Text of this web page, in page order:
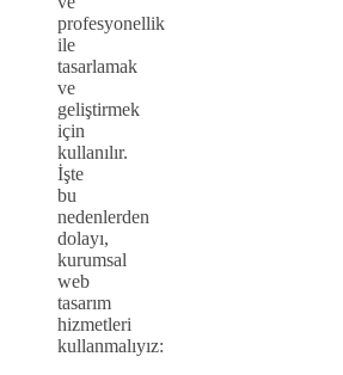
profesyonellik
ile
tasarlamak
ve
geliştirmek
için
kullanılır.
İşte
bu
nedenlerden
dolayı,
kurumsal
web
tasarım
hizmetleri
kullanmalıyız: